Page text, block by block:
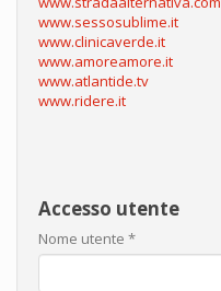
www.sessosublime.it
www.clinicaverde.it
www.amoreamore.it
www.atlantide.tv
www.ridere.it
Accesso utente
Nome utente *